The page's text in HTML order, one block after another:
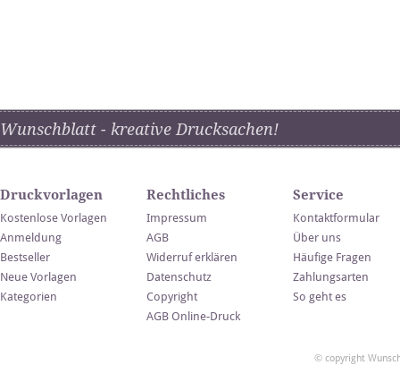
Wunschblatt - kreative Drucksachen!
Druckvorlagen
Kostenlose Vorlagen
Anmeldung
Bestseller
Neue Vorlagen
Kategorien
Rechtliches
Impressum
AGB
Widerruf erklären
Datenschutz
Copyright
AGB Online-Druck
Service
Kontaktformular
Über uns
Häufige Fragen
Zahlungsarten
So geht es
© copyright